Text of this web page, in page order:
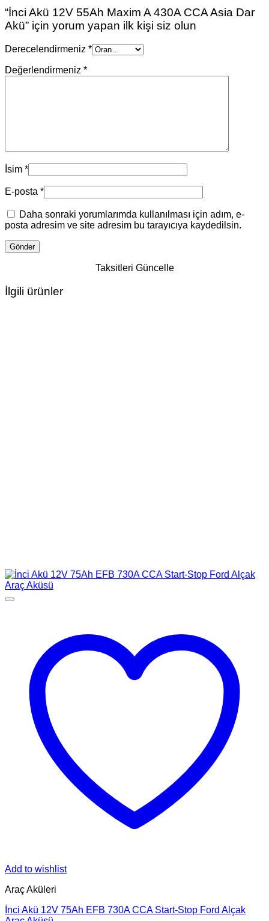
“İnci Akü 12V 55Ah Maxim A 430A CCA Asia Dar
Akü” için yorum yapan ilk kişi siz olun
Derecelendirmeniz *
Değerlendirmeniz *
İsim *
E-posta *
Daha sonraki yorumlarımda kullanılması için adım, e-
posta adresim ve site adresim bu tarayıcıya kaydedilsin.
Taksitleri Güncelle
İlgili ürünler
Add to wishlist
Araç Aküleri
İnci Akü 12V 75Ah EFB 730A CCA Start-Stop Ford Alçak